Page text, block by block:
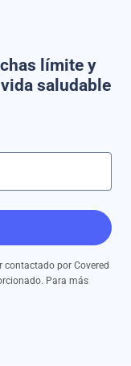
límite y
saludable
contactado por Covered
Para más